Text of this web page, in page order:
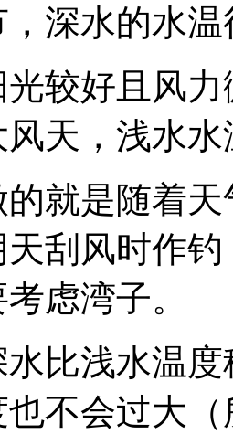
深水的水
光较好且风
天，浅水
就是随着
刮风时作
虑湾子。
比浅水温
不会过大